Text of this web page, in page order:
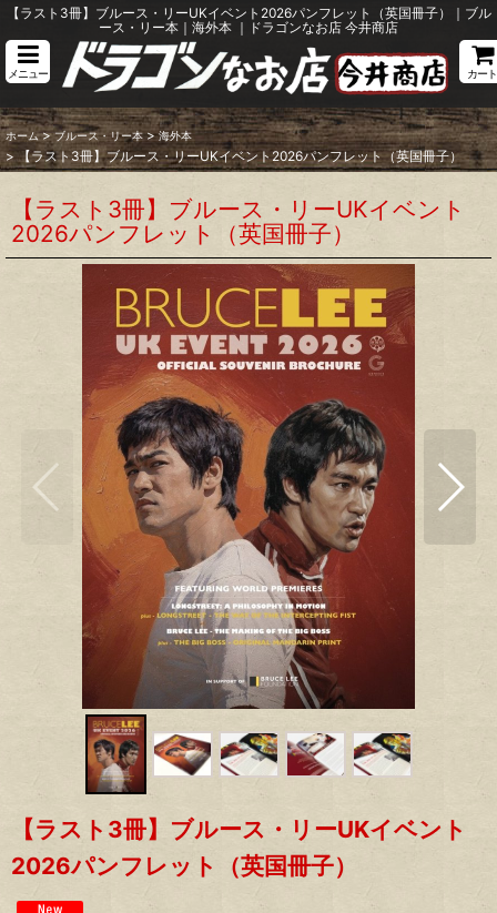
【ラスト3冊】ブルース・リーUKイベント2026パンフレット（英国冊子）｜ブル
ース・リー本｜海外本 ｜ドラゴンなお店 今井商店
メニュー カート
ホーム > ブルース・リー本 > 海外本
> 【ラスト3冊】ブルース・リーUKイベント2026パンフレット（英国冊子）
【ラスト3冊】ブルース・リーUKイベント
2026パンフレット（英国冊子）
【ラスト3冊】ブルース・リーUKイベント
2026パンフレット（英国冊子）